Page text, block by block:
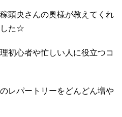
頭央さんの奥様が教えてくれ
した☆
初心者や忙しい人に役立つコ
レパートリーをどんどん増や